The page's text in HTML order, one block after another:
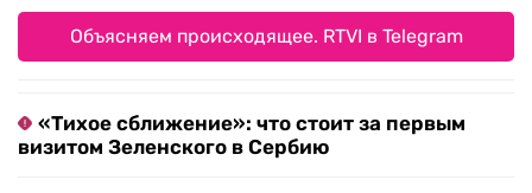
Объясняем происходящее. RTVI в Telegram
«Тихое сближение»: что стоит за первым
визитом Зеленского в Сербию